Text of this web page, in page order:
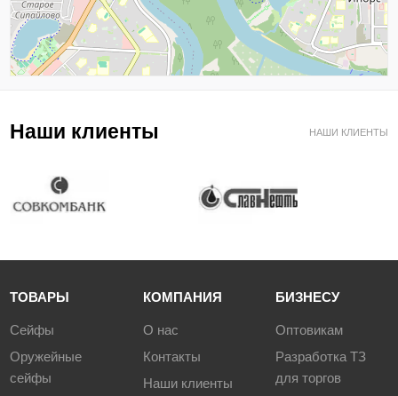
Наши клиенты НАШИ КЛИЕНТЫ
ТОВАРЫ
Сейфы
Оружейные
сейфы
КОМПАНИЯ
О нас
Контакты
Наши клиенты
БИЗНЕСУ
Оптовикам
Разработка ТЗ
для торгов